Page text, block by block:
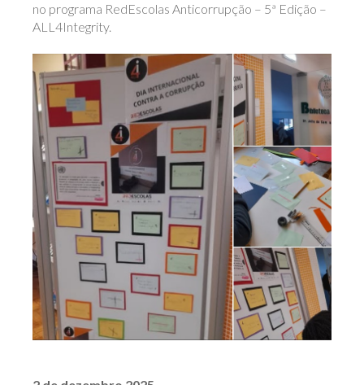
no programa RedEscolas Anticorrupção – 5ª Edição –
ALL4Integrity.